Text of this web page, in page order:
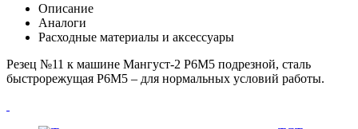
Описание
Аналоги
Расходные материалы и аксессуары
Резец №11 к машине Мангуст-2 Р6М5 подрезной, сталь
быстрорежущая Р6М5 – для нормальных условий работы.